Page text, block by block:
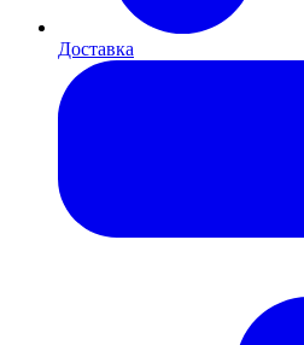
Доставка